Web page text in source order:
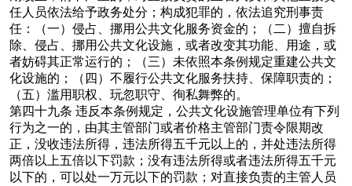
任人员依法给予政务处分；构成犯罪的，依法追究刑事责
任：（一）侵占、挪用公共文化服务资金的；（二）擅自拆
除、侵占、挪用公共文化设施，或者改变其功能、用途，或
者妨碍其正常运行的；（三）未依照本条例规定重建公共文
化设施的；（四）不履行公共文化服务扶持、保障职责的；
（五）滥用职权、玩忽职守、徇私舞弊的。
第四十九条 违反本条例规定，公共文化设施管理单位有下列
行为之一的，由其主管部门或者价格主管部门责令限期改
正，没收违法所得，违法所得五千元以上的，并处违法所得
两倍以上五倍以下罚款；没有违法所得或者违法所得五千元
以下的，可以处一万元以下的罚款；对直接负责的主管人员